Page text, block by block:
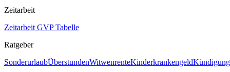
Zeitarbeit
Zeitarbeit GVP Tabelle
Ratgeber
SonderurlaubÜberstundenWitwenrenteKinderkrankengeld